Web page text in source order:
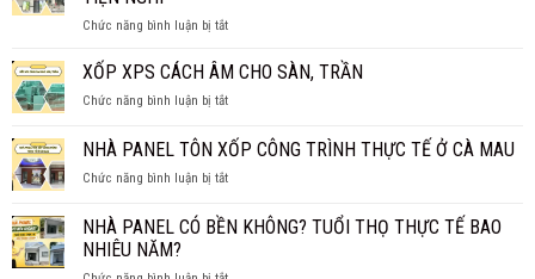
NHẤT
PANEL
NHIỆT
TRẦN
THỐNG?
Chức năng bình luận bị tắtở
PANEL
4
GIA
NHỎ
NHANH
XỐP XPS CÁCH ÂM CHO SÀN, TRẦN
Chức năng bình luận bị tắtở
XPS
CÁCH
ÂM
SÀN,
NHÀ PANEL TÔN XỐP CÔNG TRÌNH THỰC TẾ Ở CÀ MAU
Chức năng bình luận bị tắtở
PANEL
TÔN
NHÀ PANEL CÓ BỀN KHÔNG? TUỔI THỌ THỰC TẾ BAO
NHIÊU NĂM?